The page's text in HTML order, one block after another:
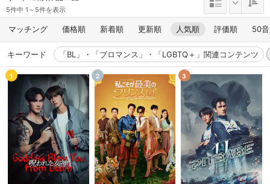
5件中 1～5件を表示
マッチング 価格順 新着順 更新順 人気順 評価順 50
キーワード 「BL」・「ブロマンス」・「LGBTQ＋」関連コンテンツ
1 2 3